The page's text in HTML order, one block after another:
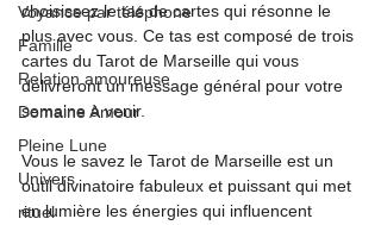
Voyance par téléphone
Famille
Relation amoureuse
Domaine Amour
Pleine Lune
Univers
rituel
choisissez le tas de cartes qui résonne le
plus avec vous. Ce tas est composé de trois
cartes du Tarot de Marseille qui vous
délivreront un message général pour votre
semaine à venir.
Vous le savez le Tarot de Marseille est un
outil divinatoire fabuleux et puissant qui met
en lumière les énergies qui influencent